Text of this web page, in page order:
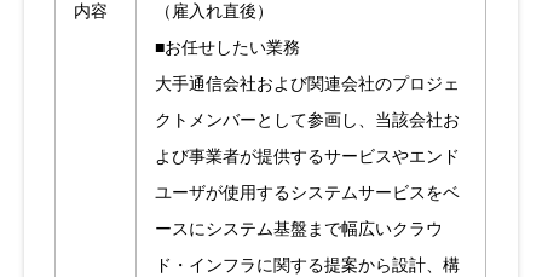
内容
（雇入れ直後）
■お任せしたい業務
大手通信会社および関連会社のプロジェ
クトメンバーとして参画し、当該会社お
よび事業者が提供するサービスやエンド
ユーザが使用するシステムサービスをベ
ースにシステム基盤まで幅広いクラウ
ド・インフラに関する提案から設計、構